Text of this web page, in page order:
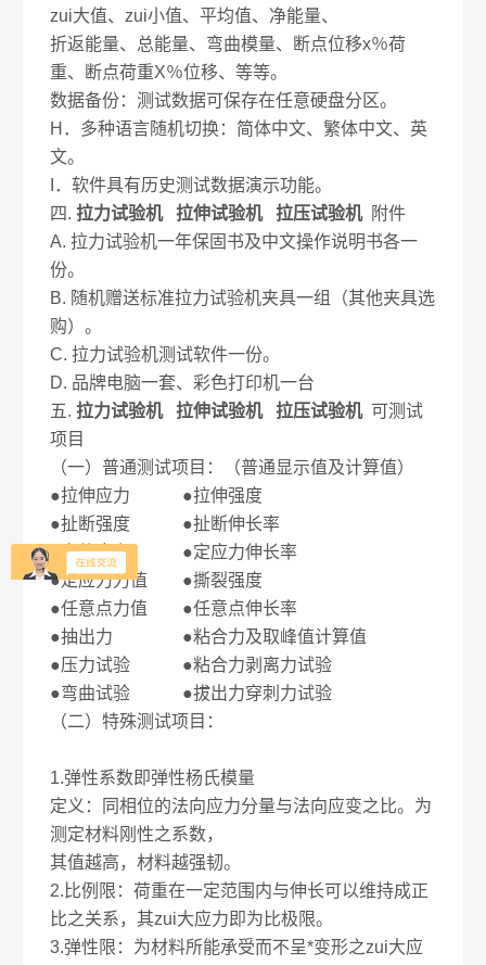
zui大值、zui小值、平均值、净能量、
折返能量、总能量、弯曲模量、断点位移x％荷
重、断点荷重X％位移、等等。
数据备份：测试数据可保存在任意硬盘分区。
H．多种语言随机切换：简体中文、繁体中文、英
文。
I．软件具有历史测试数据演示功能。
四.拉力试验机 拉伸试验机 拉压试验机 附件
A. 拉力试验机一年保固书及中文操作说明书各一
份。
B. 随机赠送标准拉力试验机夹具一组（其他夹具选
购）。
C. 拉力试验机测试软件一份。
D. 品牌电脑一套、彩色打印机一台
五.拉力试验机 拉伸试验机 拉压试验机可测试
项目
（一）普通测试项目：（普通显示值及计算值）
●拉伸应力 ●拉伸强度
●扯断强度 ●扯断伸长率
●定伸应力 ●定应力伸长率
●定应力力值 ●撕裂强度
●任意点力值 ●任意点伸长率
●抽出力 ●粘合力及取峰值计算值
●压力试验 ●粘合力剥离力试验
●弯曲试验 ●拔出力穿刺力试验
（二）特殊测试项目：
1.弹性系数即弹性杨氏模量
定义：同相位的法向应力分量与法向应变之比。为
测定材料刚性之系数，
其值越高，材料越强韧。
2.比例限：荷重在一定范围内与伸长可以维持成正
比之关系，其zui大应力即为比极限。
3.弹性限：为材料所能承受而不呈*变形之zui大应